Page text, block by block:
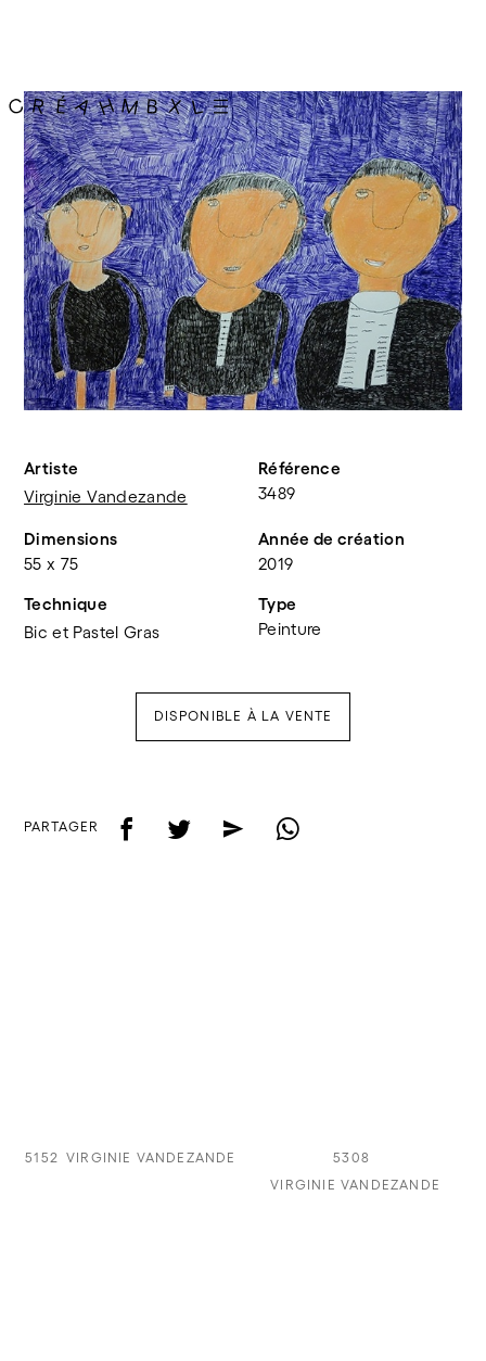
Artiste
Virginie Vandezande
Référence
3489
Dimensions
55 x 75
Année de création
2019
Technique
Bic et Pastel Gras
Type
Peinture
DISPONIBLE À LA VENTE
PARTAGER f t e w
5152 VIRGINIE VANDEZANDE
5308
VIRGINIE VANDEZANDE